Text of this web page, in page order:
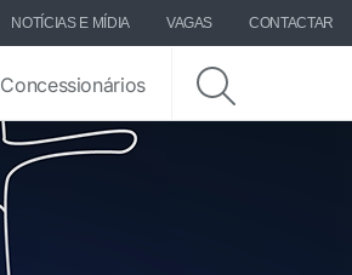
NOTÍCIAS E MÍDIA VAGAS CONTACTAR
Concessionários